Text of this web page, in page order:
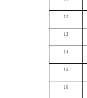
12
13
14
15
16